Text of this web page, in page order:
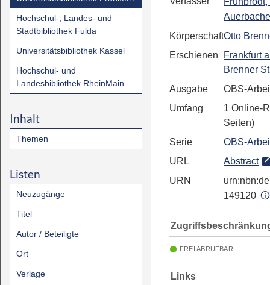
Hochschul-, Landes- und
Stadtbibliothek Fulda
Universitätsbibliothek Kassel
Hochschul- und
Landesbibliothek RheinMain
Inhalt
Themen
Listen
Neuzugänge
Titel
Autor / Beteiligte
Ort
Verlage
KörperschaftOtto
Erschienen
Frankfurt
Brenner
Ausgabe
OBS-
Umfang
1 Online-
Seiten)
Serie
OBS-
URL
Abstract
URN
149120
FREI ABRUFBAR
Links